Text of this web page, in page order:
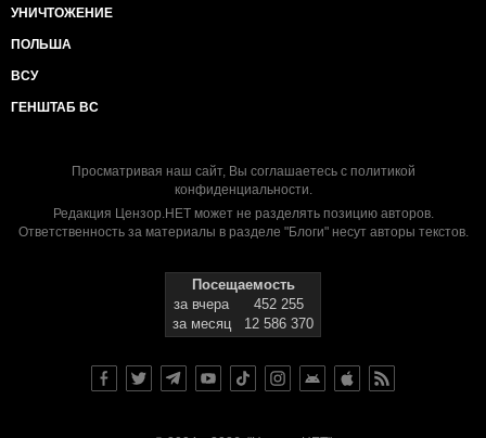
УНИЧТОЖЕНИЕ
ПОЛЬША
ВСУ
ГЕНШТАБ ВС
Просматривая наш сайт, Вы соглашаетесь с политикой
конфиденциальности.
Редакция Цензор.НЕТ может не разделять позицию авторов.
Ответственность за материалы в разделе "Блоги" несут авторы текстов.
Посещаемость
за вчера
452 255
за месяц
12 586 370